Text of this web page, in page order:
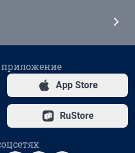
App Store
RuStore